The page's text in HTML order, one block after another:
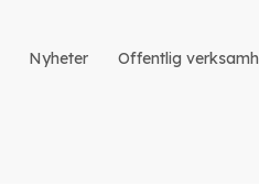
Nyheter Offentlig